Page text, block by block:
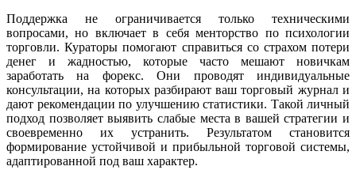
Поддержка не ограничивается только техническими
вопросами, но включает в себя менторство по психологии
торговли. Кураторы помогают справиться со страхом потери
денег и жадностью, которые часто мешают новичкам
заработать на форекс. Они проводят индивидуальные
консультации, на которых разбирают ваш торговый журнал и
дают рекомендации по улучшению статистики. Такой личный
подход позволяет выявить слабые места в вашей стратегии и
своевременно их устранить. Результатом становится
формирование устойчивой и прибыльной торговой системы,
адаптированной под ваш характер.